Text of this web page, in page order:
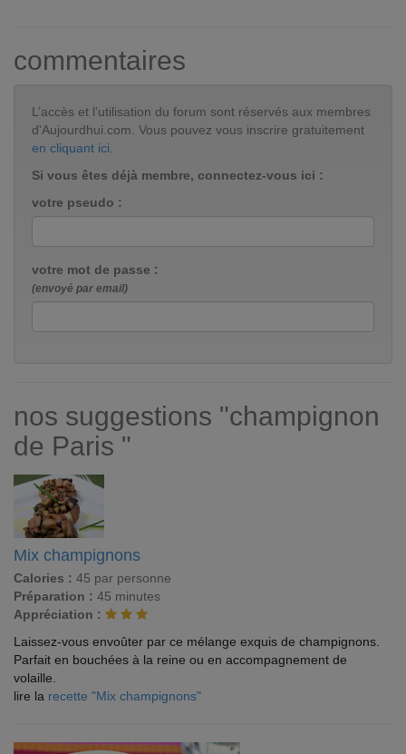
commentaires
L’accès et l’utilisation du forum sont réservés aux membres
d'Aujourdhui.com. Vous pouvez vous inscrire gratuitement
en cliquant ici.
Si vous êtes déjà membre, connectez-vous ici :
votre pseudo :
votre mot de passe :
(envoyé par email)
nos suggestions "champignon
de Paris "
Mix champignons
Calories : 45 par personne
Préparation : 45 minutes
Appréciation :
Laissez-vous envoûter par ce mélange exquis de champignons.
Parfait en bouchées à la reine ou en accompagnement de
volaille.
lire la recette "Mix champignons"